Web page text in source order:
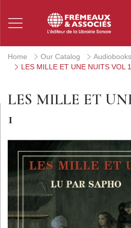
Home Our Catalog
LES MILLE ET UNE NUITS VOL 1
LES MILLE ET
1